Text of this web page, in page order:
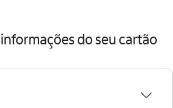
do seu cartão
seta_baixo